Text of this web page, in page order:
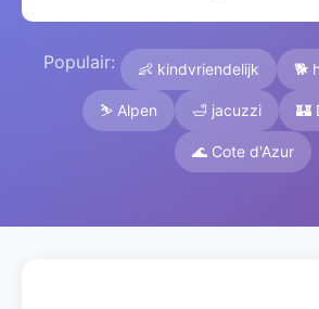
Populair: 👶 kindvriendelijk 🐕
⛷️ Alpen 🛁 jacuzzi 🏰
🌊 Cote d'Azur